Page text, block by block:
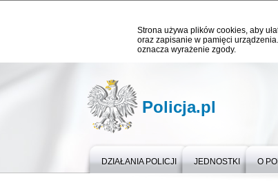
Strona używa plików cookies, aby
oraz zapisanie w pamięci
oznacza wyrażenie zgody.
Policja.pl
DZIAŁANIA POLICJI JEDNOSTKI O